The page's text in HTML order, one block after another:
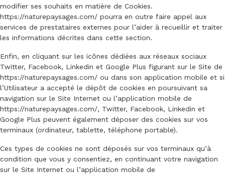
modifier ses souhaits en matière de Cookies.
https://naturepaysages.com/ pourra en outre faire appel aux
services de prestataires externes pour l’aider à recueillir et traiter
les informations décrites dans cette section.
Enfin, en cliquant sur les icônes dédiées aux réseaux sociaux
Twitter, Facebook, Linkedin et Google Plus figurant sur le Site de
https://naturepaysages.com/ ou dans son application mobile et si
l’Utilisateur a accepté le dépôt de cookies en poursuivant sa
navigation sur le Site Internet ou l’application mobile de
https://naturepaysages.com/, Twitter, Facebook, Linkedin et
Google Plus peuvent également déposer des cookies sur vos
terminaux (ordinateur, tablette, téléphone portable).
Ces types de cookies ne sont déposés sur vos terminaux qu’à
condition que vous y consentiez, en continuant votre navigation
sur le Site Internet ou l’application mobile de